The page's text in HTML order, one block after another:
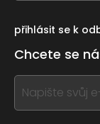
this,
this
form
field
blank
přihlásit se k
Chcete se
If
you